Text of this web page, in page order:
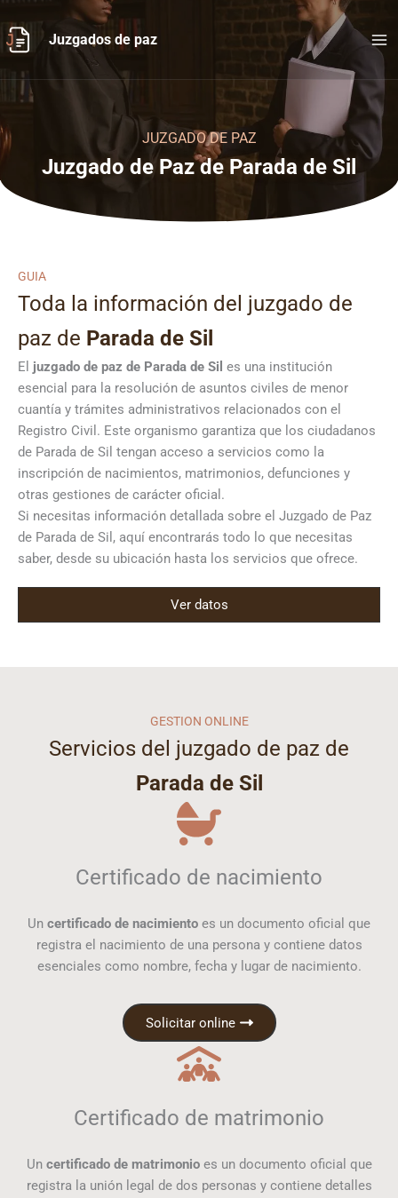
al
contenido
Juzgados de paz
JUZGADO DE PAZ
Juzgado de Paz de Parada de Sil
GUIA
Toda la información del juzgado de
paz de Parada de Sil
El juzgado de paz de Parada de Sil es una institución
esencial para la resolución de asuntos civiles de menor
cuantía y trámites administrativos relacionados con el
Registro Civil. Este organismo garantiza que los ciudadanos
de Parada de Sil tengan acceso a servicios como la
inscripción de nacimientos, matrimonios, defunciones y
otras gestiones de carácter oficial.
Si necesitas información detallada sobre el Juzgado de Paz
de Parada de Sil, aquí encontrarás todo lo que necesitas
saber, desde su ubicación hasta los servicios que ofrece.
Ver datos
GESTION ONLINE
Servicios del juzgado de paz de
Parada de Sil
Certificado de nacimiento
Un certificado de nacimiento es un documento oficial que
registra el nacimiento de una persona y contiene datos
esenciales como nombre, fecha y lugar de nacimiento.
Solicitar online
Certificado de matrimonio
Un certificado de matrimonioes un documento oficial que
registra la unión legal de dos personas y contiene detalles